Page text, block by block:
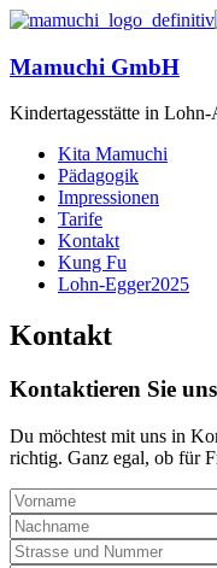
Mamuchi GmbH
Kindertagesstätte in Lohn-
Kita Mamuchi
Pädagogik
Impressionen
Tarife
Kontakt
Kung Fu
Lohn-Egger2025
Kontakt
Kontaktieren Sie uns
Du möchtest mit uns in
richtig. Ganz egal, ob für